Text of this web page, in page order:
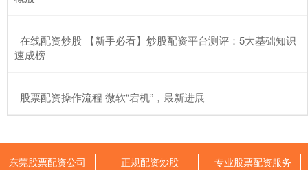
​在线配资炒股 【新手必看】炒股配资平台测评：5大基础知识
速成榜
​股票配资操作流程 微软“宕机”，最新进展
东莞股票配资公司 正规配资炒股 专业股票配资服务